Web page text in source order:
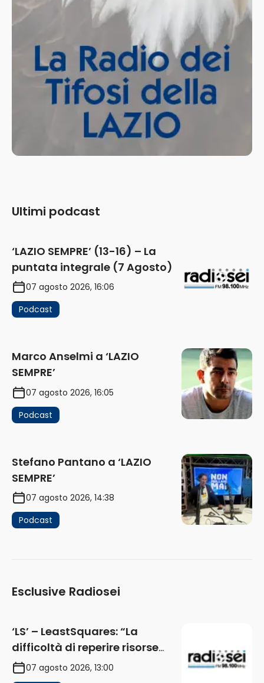
Ultimi podcast
‘LAZIO SEMPRE’ (13-16) – La
puntata integrale (7 Agosto)
07 agosto 2026, 16:06
Podcast
Marco Anselmi a ‘LAZIO
SEMPRE’
07 agosto 2026, 16:05
Podcast
Stefano Pantano a ‘LAZIO
SEMPRE’
07 agosto 2026, 14:38
Podcast
Esclusive Radiosei
‘LS’ – LeastSquares: “La
difficoltà di reperire risorse
impatta sul mercato. Senza
investimenti non arrivano i
07 agosto 2026, 13:00